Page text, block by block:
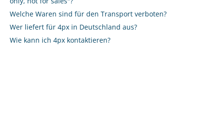
Welche Waren sind für den Transport verboten?
Wer liefert für 4px in Deutschland aus?
Wie kann ich 4px kontaktieren?